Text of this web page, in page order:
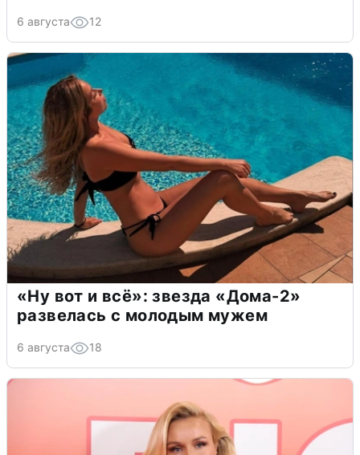
6 августа 12
«Ну вот и всё»: звезда «Дома-2»
развелась с молодым мужем
6 августа 18